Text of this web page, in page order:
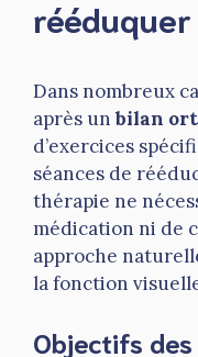
Dans nombreux
après unbilan
d’exercices
séances de
thérapie ne
médication ni de
approche
la fonction
Objectifs